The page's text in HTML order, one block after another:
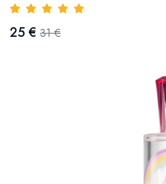
25 € 31 €